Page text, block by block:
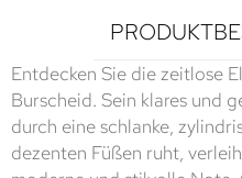
Entdecken Sie die zeitlose
Burscheid. Sein klares und
durch eine schlanke,
dezenten Füßen ruht,